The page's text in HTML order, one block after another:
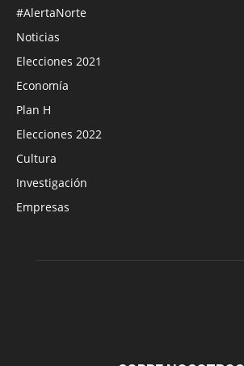
#AlertaNorte
Noticias
Elecciones 2021
Economía
Plan H
Elecciones 2022
Cultura
Investigación
Empresas